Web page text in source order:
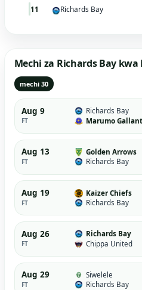
11 Richards Bay
Mechi za Richards Bay
mechi 30
Aug 9
FT
Richards Bay
Marumo
Aug 13
FT
Golden Arrows
Richards Bay
Aug 19
FT
Kaizer Chiefs
Richards Bay
Aug 26
FT
Richards Bay
Chippa United
Aug 29
FT
Siwelele
Richards Bay